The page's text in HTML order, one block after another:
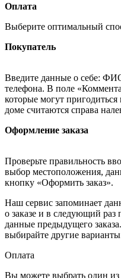
Оплата
Выберите оптимальный
Покупатель
Введите данные о себе:
телефона. В поле
которые могут
доме считаются справа
Оформление заказа
Проверьте правильность
выбор местоположения,
кнопку «Оформить заказ».
Наш сервис запоминает
о заказе и в следующий
данные предыдущего
выбирайте другие
Оплата
Вы можете выбрать один из